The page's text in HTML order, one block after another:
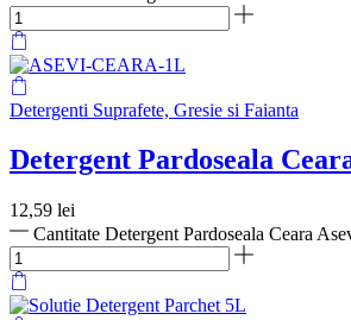
Detergenti Suprafete, Gresie si Faianta
Detergent Pardoseala
12,59 lei
Cantitate Detergent Pardoseala Ceara